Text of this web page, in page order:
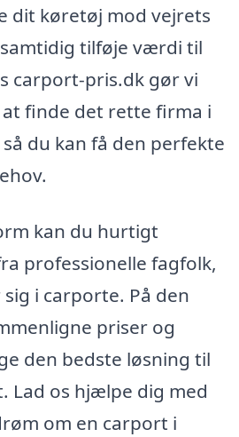
dit køretøj mod vejrets
tilføje værdi til
carport-pris.dk gør vi
finde det rette firma i
du kan få den perfekte
kan du hurtigt
professionelle fagfolk,
i carporte. På den
priser og
den bedste løsning til
Lad os hjælpe dig med
om en carport i